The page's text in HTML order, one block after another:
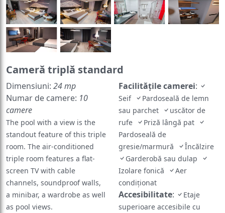
Cameră triplă standard
Dimensiuni: 24 mp
Numar de camere: 10
camere
The pool with a view is the
standout feature of this triple
room. The air-conditioned
triple room features a flat-
screen TV with cable
channels, soundproof walls,
a minibar, a wardrobe as well
as pool views.
Facilităţile camerei:
Seif
Pardoseală de lemn
sau parchet
uscător de
rufe
Priză lângă pat
Pardoseală de
gresie/marmură
Încălzire
Garderobă sau dulap
Izolare fonică
Aer
condiţionat
Accesibilitate:
Etaje
superioare accesibile cu